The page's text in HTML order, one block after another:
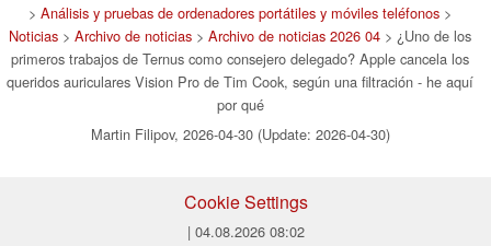
> Análisis y pruebas de ordenadores portátiles y móviles teléfonos >
Noticias > Archivo de noticias > Archivo de noticias 2026 04 > ¿Uno de los
primeros trabajos de Ternus como consejero delegado? Apple cancela los
queridos auriculares Vision Pro de Tim Cook, según una filtración - he aquí
por qué
Martin Filipov, 2026-04-30 (Update: 2026-04-30)
Cookie Settings
| 04.08.2026 08:02